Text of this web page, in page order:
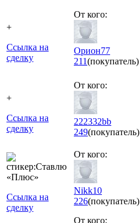
+
Ссылка на
сделку
От кого:
Орион77
211(покупатель)
+
Ссылка на
сделку
От кого:
222332bb
249(покупатель)
Ссылка на
сделку
От кого:
Nikk10
226(покупатель)
От кого: